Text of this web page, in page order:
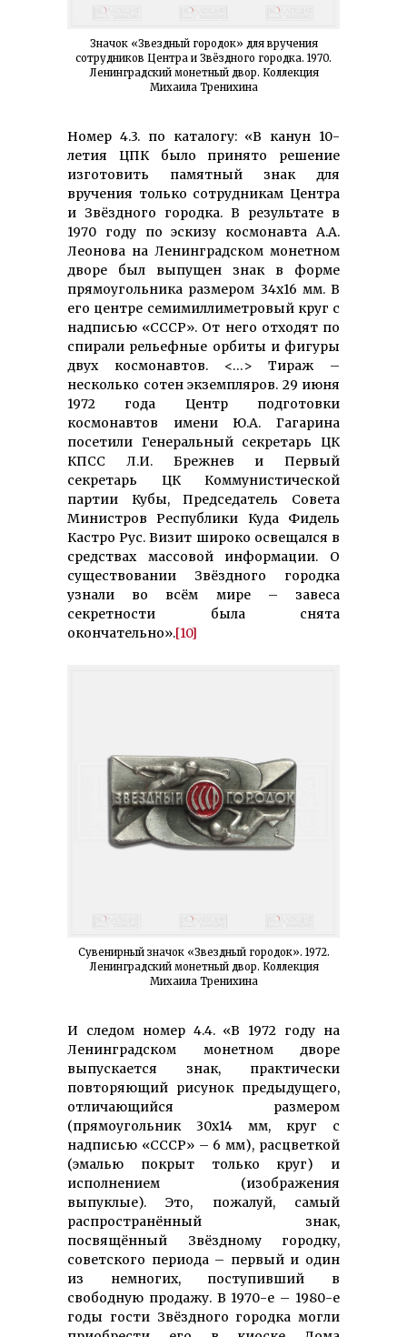
Значок «Звездный городок» для вручения
сотрудников Центра и Звёздного городка. 1970.
Ленинградский монетный двор. Коллекция
Михаила Тренихина
Номер 4.3. по каталогу: «В канун 10-
летия ЦПК было принято решение
изготовить памятный знак для
вручения только сотрудникам Центра
и Звёздного городка. В результате в
1970 году по эскизу космонавта А.А.
Леонова на Ленинградском монетном
дворе был выпущен знак в форме
прямоугольника размером 34х16 мм. В
его центре семимиллиметровый круг с
надписью «СССР». От него отходят по
спирали рельефные орбиты и фигуры
двух космонавтов. <…> Тираж –
несколько сотен экземпляров. 29 июня
1972 года Центр подготовки
космонавтов имени Ю.А. Гагарина
посетили Генеральный секретарь ЦК
КПСС Л.И. Брежнев и Первый
секретарь ЦК Коммунистической
партии Кубы, Председатель Совета
Министров Республики Куда Фидель
Кастро Рус. Визит широко освещался в
средствах массовой информации. О
существовании Звёздного городка
узнали во всём мире – завеса
секретности была снята
окончательно».[10]
Сувенирный значок «Звездный городок». 1972.
Ленинградский монетный двор. Коллекция
Михаила Тренихина
И следом номер 4.4. «В 1972 году на
Ленинградском монетном дворе
выпускается знак, практически
повторяющий рисунок предыдущего,
отличающийся размером
(прямоугольник 30х14 мм, круг с
надписью «СССР» – 6 мм), расцветкой
(эмалью покрыт только круг) и
исполнением (изображения
выпуклые). Это, пожалуй, самый
распространённый знак,
посвящённый Звёздному городку,
советского периода – первый и один
из немногих, поступивший в
свободную продажу. В 1970-е – 1980-е
годы гости Звёздного городка могли